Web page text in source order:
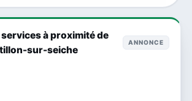
à proximité de
sur-seiche
ANNONCE